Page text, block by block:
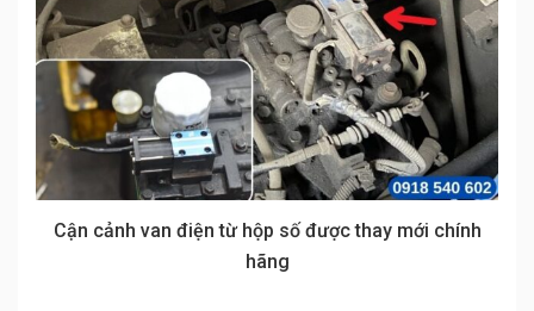
Cận cảnh van điện từ hộp số được thay mới chính
hãng